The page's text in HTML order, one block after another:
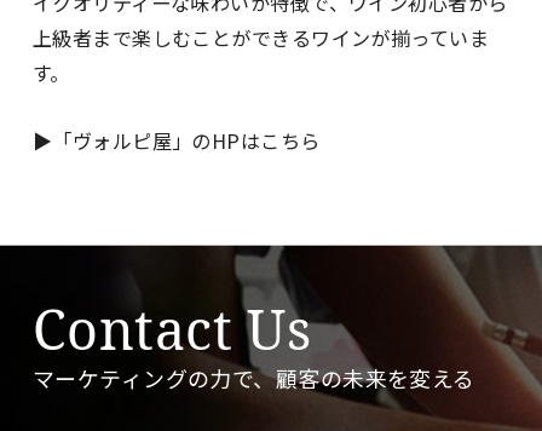
上級者まで楽しむことができるワインが揃っていま
す。
▶︎「ヴォルピ屋」のHPはこちら
Contact Us
マーケティングの力で、顧客の未来を変える